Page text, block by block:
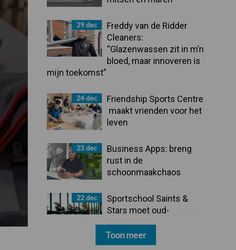
29 dec
Freddy van de Ridder
Cleaners:
“Glazenwassen zit in m’n
bloed, maar innoveren is
mijn toekomst”
24 dec
Friendship Sports Centre
maakt vrienden voor het
leven
23 dec
Business Apps: breng
rust in de
schoonmaakchaos
22 dec
Sportschool Saints &
Stars moet oud-
betalen
Toon meer